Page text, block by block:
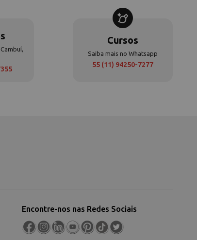
Cursos
Saiba mais no Whatsapp
55 (11) 94250-7277
Encontre-nos nas Redes Sociais